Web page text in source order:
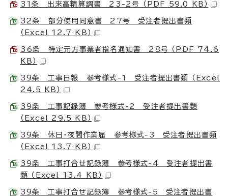
31条 出来高精算調書 23-2号 （PDF 59.0 KB）
32条 部分使用同意書 27号 受注者提出書類
（Excel 12.7 KB）
36条 特定元方事業者指名通知書 28号 （PDF 74.6
KB）
39条 工事日報 参考様式-1 受注者提出書類 （Excel
24.5 KB）
39条 工事記録簿 参考様式-2 受注者提出書類
（Excel 29.5 KB）
39条 休日・夜間作業届 参考様式-3 受注者提出書類
（Excel 13.7 KB）
39条 工事打合せ記録簿 参考様式-4 受注者提出書
類 （Excel 13.4 KB）
39条 工事打合せ記録簿 参考様式-5 受注者提出書